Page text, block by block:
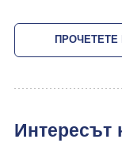
ПРОЧЕТЕТЕ